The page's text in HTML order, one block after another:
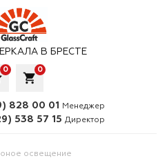
В БРЕСТЕ
local_grocery_store
0
0
828 00 01 Менеджер
538 57 15 Директор
освещение